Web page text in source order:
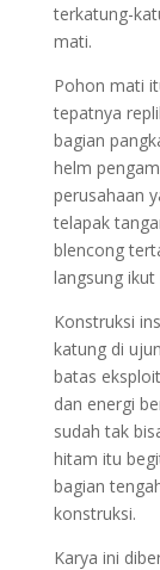
terkatung-
mati.
Pohon mati
tepatnya
bagian
helm
perusahaan
telapak
blencong
langsung
Konstruksi
katung di
batas
dan energi
sudah tak
hitam itu
bagian
konstruksi.
Karya ini